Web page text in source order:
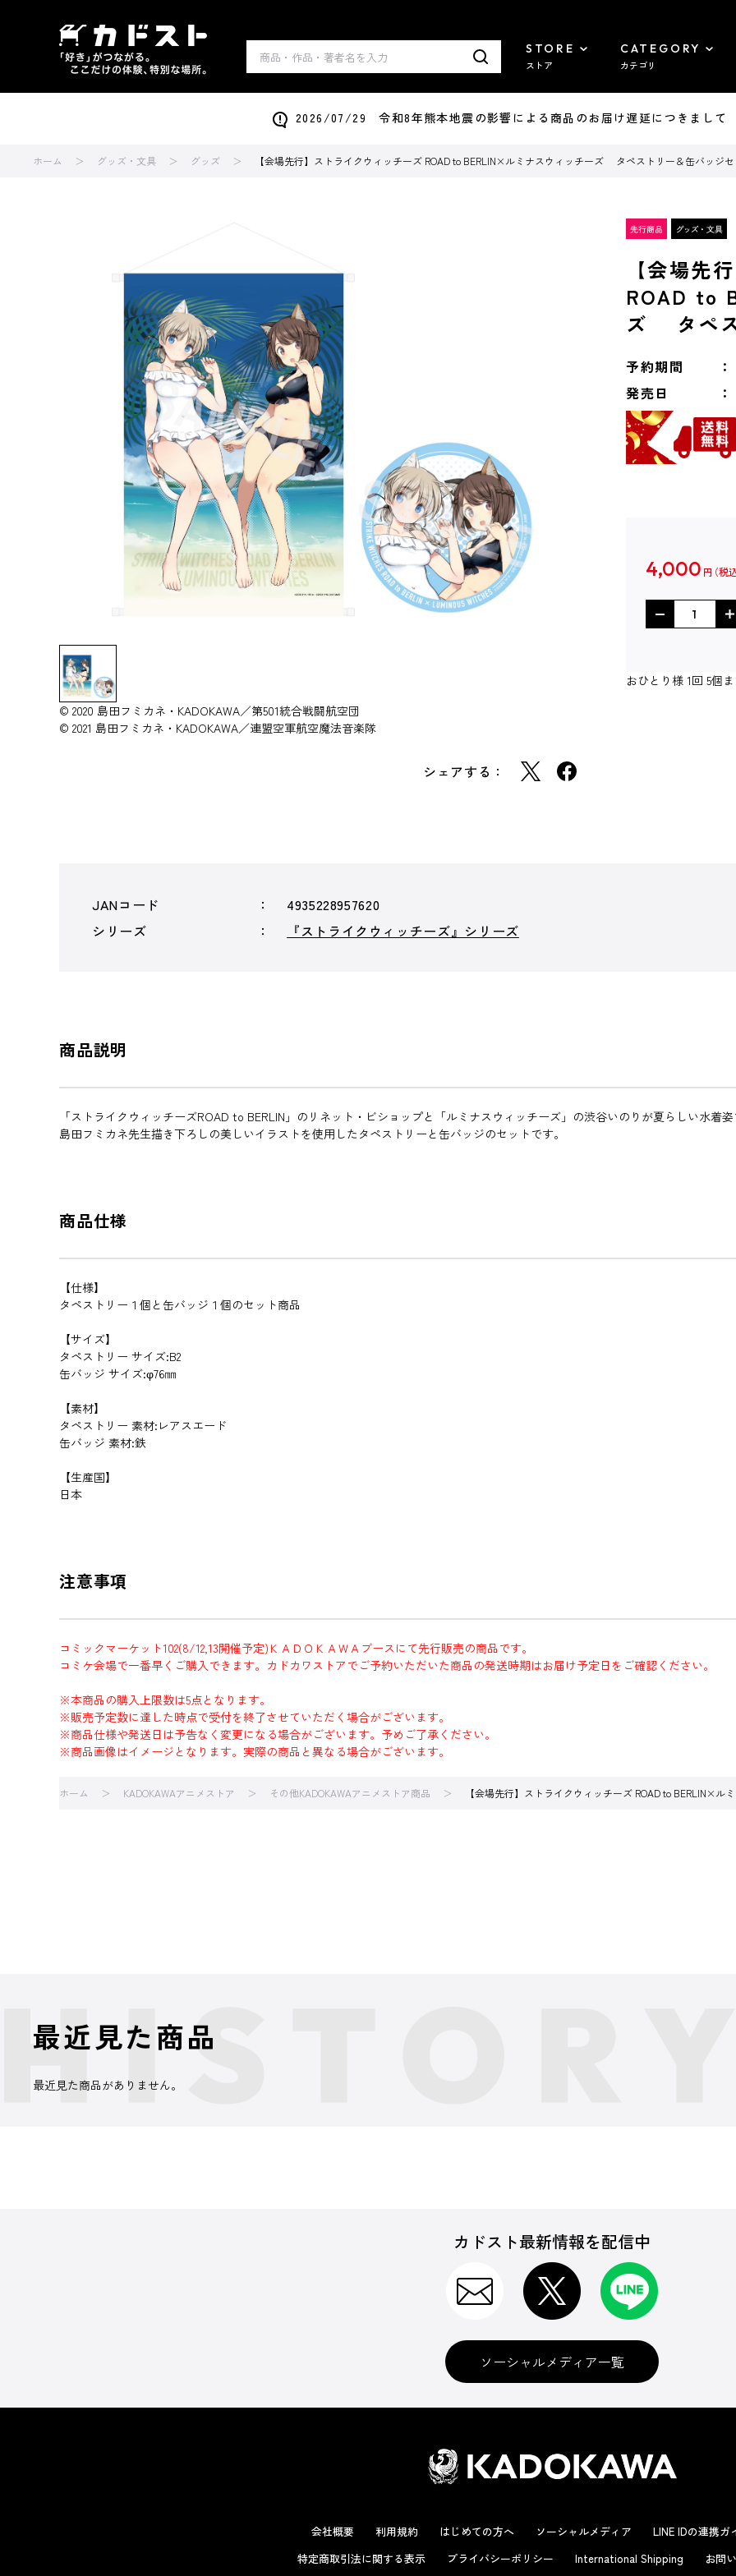
STORE
ストア
CATEGORY
カテゴリ
2026/07/29 令和8年熊本地震の影響による商品のお届け遅延につきまして
ホーム グッズ・文具 グッズ 【会場先行】ストライクウィッチーズ ROAD to BERLIN×ルミナスウィッチーズ タペストリー＆缶バッジセ
© 2020 島田フミカネ・KADOKAWA／第501統合戦闘航空団
© 2021 島田フミカネ・KADOKAWA／連盟空軍航空魔法音楽隊
シェアする：
【会場先
ROAD to
ズ タペス
予約期間
発売日
4,000 円
おひとり様 1回 5個
JANコード
4935228957620
シリーズ
『ストライクウィッチーズ』シリーズ
商品説明
「ストライクウィッチーズROAD to BERLIN」のリネット・ビショップと「ルミナスウィッチーズ」の渋谷いのりが夏らしい水着姿
島田フミカネ先生描き下ろしの美しいイラストを使用したタペストリーと缶バッジのセットです。
商品仕様
【仕様】
タペストリー１個と缶バッジ１個のセット商品
【サイズ】
タペストリー サイズ:B2
缶バッジ サイズ:φ76㎜
【素材】
タペストリー 素材:レアスエード
缶バッジ 素材:鉄
【生産国】
日本
注意事項
コミックマーケット102(8/12,13開催予定)ＫＡＤＯＫＡＷＡブースにて先行販売の商品です。
コミケ会場で一番早くご購入できます。カドカワストアでご予約いただいた商品の発送時期はお届け予定日をご確認ください。
※本商品の購入上限数は5点となります。
※販売予定数に達した時点で受付を終了させていただく場合がございます。
※商品仕様や発送日は予告なく変更になる場合がございます。予めご了承ください。
※商品画像はイメージとなります。実際の商品と異なる場合がございます。
ホーム KADOKAWAアニメストア その他KADOKAWAアニメストア商品 【会場先行】ストライクウィッチーズ ROAD to BERLIN×
最近見た商品
最近見た商品がありません。
カドスト最新情報を配信中
ソーシャルメディア一覧
会社概要 利用規約 はじめての方へ ソーシャルメディア LINE IDの連携ガ
特定商取引法に関する表示
プライバシーポリシー International Shipping お問